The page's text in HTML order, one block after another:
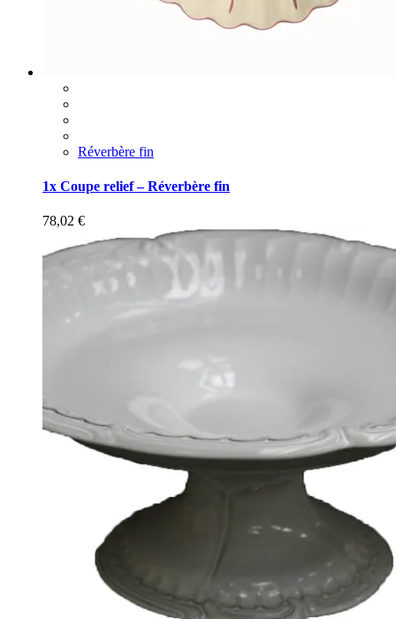
Réverbère fin
1x Coupe relief – Réverbère fin
78,02 €